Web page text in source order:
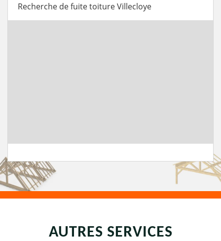
Recherche de fuite toiture Villecloye
AUTRES SERVICES